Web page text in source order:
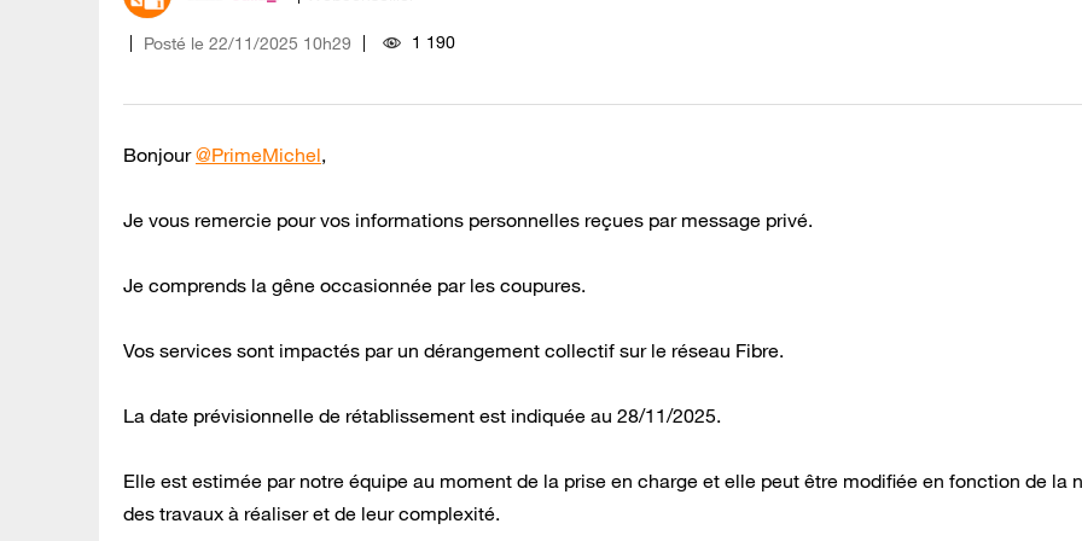
Posté le ‎22/11/2025 10h29 1 190
Bonjour@PrimeMichel,
Je vous remercie pour vos informations personnelles reçues par message privé.
Je comprends la gêne occasionnée par les coupures.
Vos services sont impactés par un dérangement collectif sur le réseau Fibre.
La date prévisionnelle de rétablissement est indiquée au 28/11/2025.
Elle est estimée par notre équipe au moment de la prise en charge et elle peut être modifiée en fonction de la
des travaux à réaliser et de leur complexité.